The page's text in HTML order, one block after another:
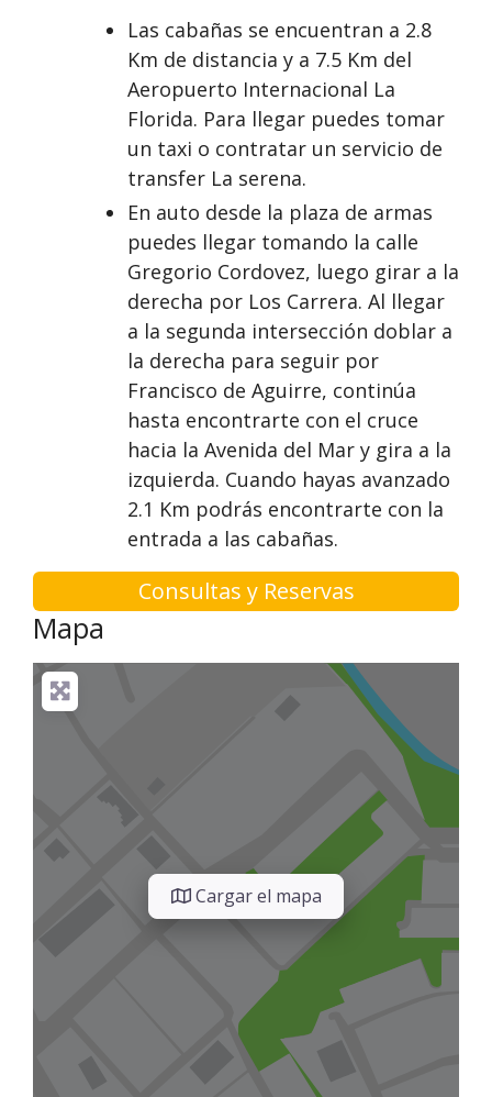
Las cabañas se encuentran a 2.8
Km de distancia y a 7.5 Km del
Aeropuerto Internacional La
Florida. Para llegar puedes tomar
un taxi o contratar un servicio de
transfer La serena.
En auto desde la plaza de armas
puedes llegar tomando la calle
Gregorio Cordovez, luego girar a la
derecha por Los Carrera. Al llegar
a la segunda intersección doblar a
la derecha para seguir por
Francisco de Aguirre, continúa
hasta encontrarte con el cruce
hacia la Avenida del Mar y gira a la
izquierda. Cuando hayas avanzado
2.1 Km podrás encontrarte con la
entrada a las cabañas.
Consultas y Reservas
Mapa
Cargar el mapa